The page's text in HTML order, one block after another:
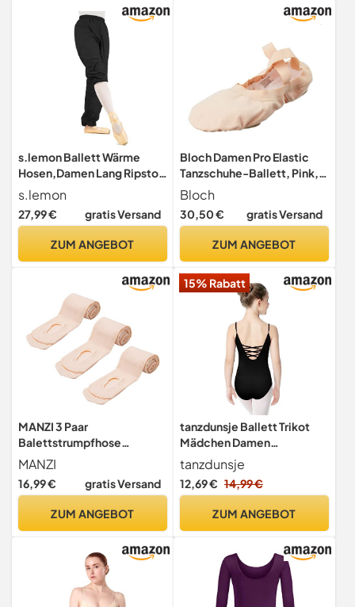
s.lemon Ballett Wärme
Hosen,Damen Lang Ripstop
Hose Wärmehose für Tanz
Schwarz S
s.lemon
27,99 € gratis Versand
ZUM ANGEBOT
Bloch Damen Pro Elastic
Tanzschuhe-Ballett, Pink,
37 EU (4C)
Bloch
30,50 € gratis Versand
ZUM ANGEBOT
MANZI 3 Paar
Balettstrumpfhose
Mädchen Damen Basic
Cabrio Ballett Tanz
Strumpfhosen mit
Rosa,Small(Age 4-6)
MANZI
16,99 € gratis Versand
ZUM ANGEBOT
15% Rabatt
tanzdunsje Ballett Trikot
Mädchen Damen
Baumwolle - Ballettanzug
mit Verstellbarem Riemen,
Ballett Body TanzBody
Leibchen für Kinder
tanzdunsje
12,69 € 14,99 €
ZUM ANGEBOT